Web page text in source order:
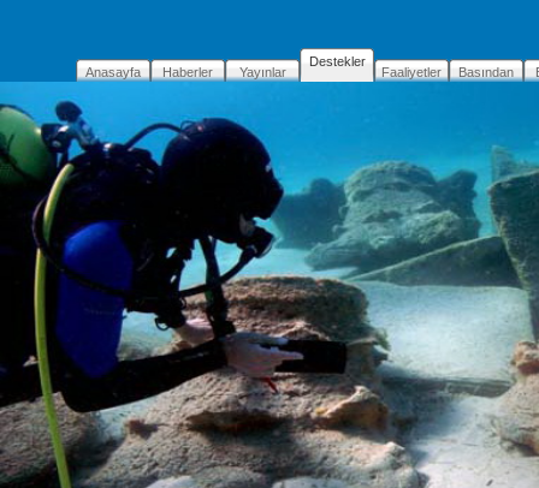
Anasayfa Haberler Yayınlar
Destekler
Faaliyetler Basından